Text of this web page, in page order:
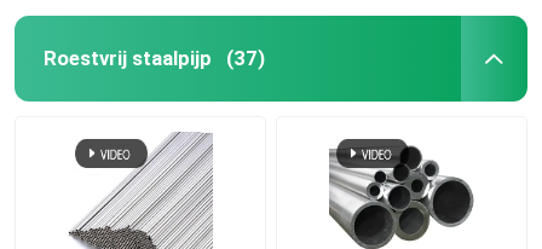
De Rol van de koperstrook
Roestvrij staalpijp (37)